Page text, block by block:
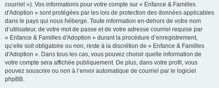
courriel »). Vos informations pour votre compte sur « Enfance & Familles
d'Adoption » sont protégées par les lois de protection des données applicables
dans le pays qui nous héberge. Toute information en-dehors de votre nom
d’utilisateur, de votre mot de passe et de votre adresse courriel requise par
« Enfance & Familles d'Adoption » durant la procédure d’enregistrement,
qu’elle soit obligatoire ou non, reste à la discrétion de « Enfance & Familles
d'Adoption ». Dans tous les cas, vous pouvez choisir quelle information de
votre compte sera affichée publiquement. De plus, dans votre profil, vous
pouvez souscrire ou non à l’envoi automatique de courriel par le logiciel
phpBB.